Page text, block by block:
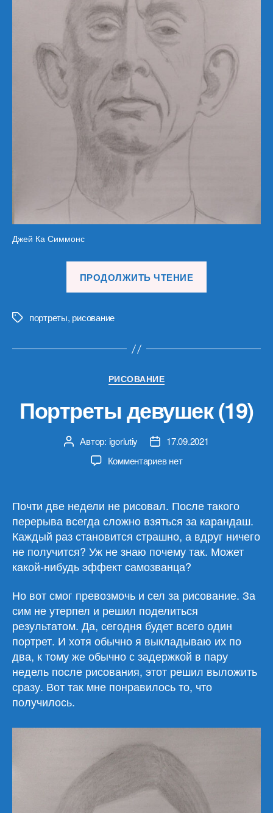
Джей Ка Симмонс
ПРОДОЛЖИТЬ ЧТЕНИЕ
Меткипортреты, рисование
Рубрики
РИСОВАНИЕ
Портреты девушек (19)
Автор
записи
Автор: igorlutiy
Дата17.09.2021
Комментариевк
девушек
(19)
нет
Почти две недели не рисовал. После такого
перерыва всегда сложно взяться за карандаш.
Каждый раз становится страшно, а вдруг ничего
не получится? Уж не знаю почему так. Может
какой-нибудь эффект самозванца?
Но вот смог превозмочь и сел за рисование. За
сим не утерпел и решил поделиться
результатом. Да, сегодня будет всего один
портрет. И хотя обычно я выкладываю их по
два, к тому же обычно с задержкой в пару
недель после рисования, этот решил выложить
сразу. Вот так мне понравилось то, что
получилось.